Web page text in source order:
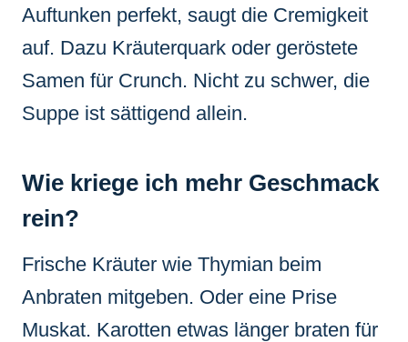
Auftunken perfekt, saugt die Cremigkeit
auf. Dazu Kräuterquark oder geröstete
Samen für Crunch. Nicht zu schwer, die
Suppe ist sättigend allein.
Wie kriege ich mehr Geschmack
rein?
Frische Kräuter wie Thymian beim
Anbraten mitgeben. Oder eine Prise
Muskat. Karotten etwas länger braten für